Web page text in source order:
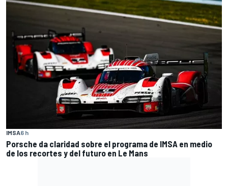
IMSA6 h
Porsche da claridad sobre el programa de IMSA en medio
de los recortes y del futuro en Le Mans